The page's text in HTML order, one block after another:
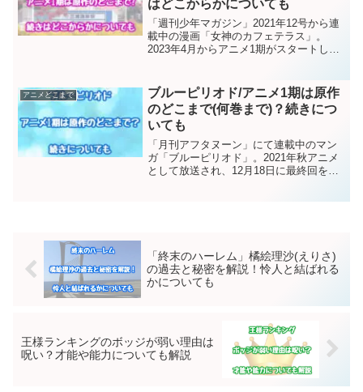
はどこからかについても
「週刊少年マガジン」2021年12号から連
載中の漫画「女神のカフェテラス」。
2023年4月からアニメ1期がスタートし、
ました。ここで気になるのが、「女神の
カフェテ...
アニメどこまで
ブルーピリオド/アニメ1期は原作
のどこまで(何巻まで)？続きにつ
いても
「月刊アフタヌーン」にて連載中のマン
ガ「ブルーピリオド」。2021年秋アニメ
として放送され、12月18日に最終回を迎
「終末のハーレム」橘絵理沙(えりさ)
の過去と秘密を解説！怜人と結ばれる
かについても
王様ランキングのボッジが弱い理由は
呪い？才能や能力についても解説